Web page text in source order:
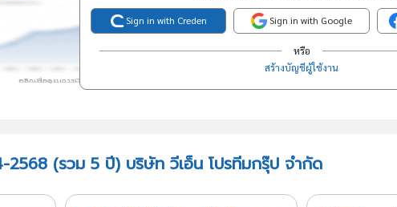
Sign in with Creden Sign in with Google
หรือ
สร้างบัญชีผู้ใช้งาน
2568 (รวม 5 ปี) บริษัท วีเอ็น โปรทีมกรุ๊ป จำกัด